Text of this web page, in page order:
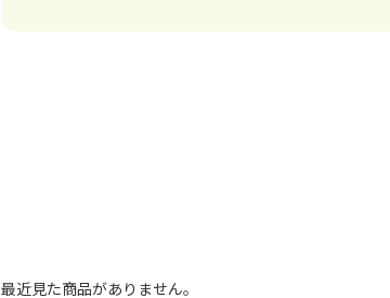
最近見た商品がありません。